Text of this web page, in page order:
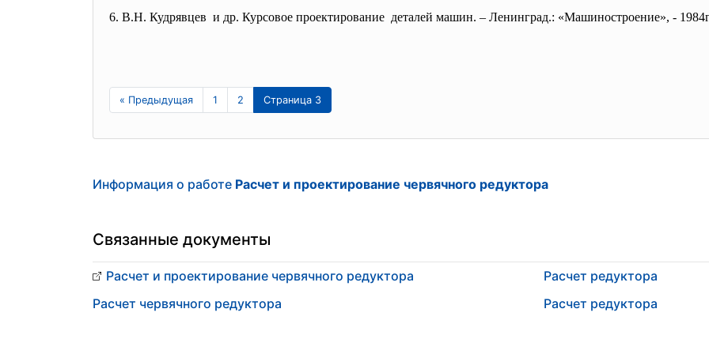
6. В.Н. Кудрявцев и др. Курсовое проектирование деталей машин. – Ленинград.: «Машиностроение», -
« Предыдущая 1 2 Страница 3
Информация о работе Расчет и проектирование червячного редуктора
Связанные документы
Расчет и проектирование червячного редуктора
Расчет червячного редуктора
Расчет редуктора
Расчет редуктора